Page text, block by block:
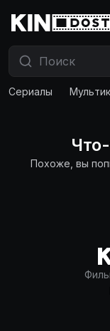
Сериалы
Похоже, вы